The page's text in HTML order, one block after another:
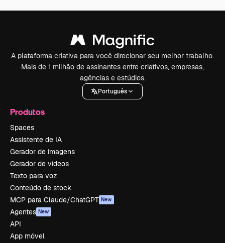
A plataforma criativa para você direcionar seu melhor trabalho.
Mais de 1 milhão de assinantes entre criativos, empresas,
agências e estúdios.
Português
Produtos
Spaces
Assistente de IA
Gerador de imagens
Gerador de vídeos
Texto para voz
Conteúdo de stock
MCP para Claude/ChatGPT New
Agentes New
API
App móvel